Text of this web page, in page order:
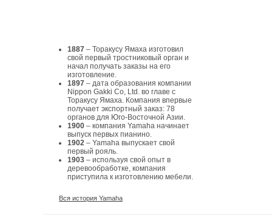
1887 – Торакусу Ямаха изготовил
свой первый тростниковый орган и
начал получать заказы на его
изготовление.
1897 – дата образования компании
Nippon Gakki Co, Ltd. во главе с
Торакусу Ямаха. Компания впервые
получает экспортный заказ: 78
органов для Юго-Восточной Азии.
1900 – компания Yamaha начинает
выпуск первых пианино.
1902 – Yamaha выпускает свой
первый рояль.
1903 – используя свой опыт в
деревообработке, компания
приступила к изготовлению мебели.
Вся история Yamaha